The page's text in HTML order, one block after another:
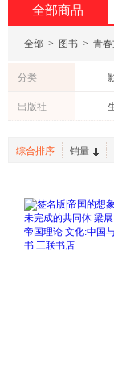
全部商品
全部 > 图书 > 青
分类
出版社
综合排序 销量
加